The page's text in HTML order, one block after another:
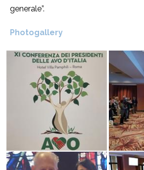
generale”.
Photogallery